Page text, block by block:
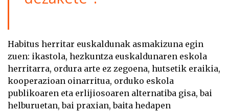
Habitus herritar euskaldunak asmakizuna egin
zuen: ikastola, hezkuntza euskaldunaren eskola
herritarra, ordura arte ez zegoena, hutsetik eraikia,
kooperazioan oinarritua, orduko eskola
publikoaren eta erlijiosoaren alternatiba gisa, bai
helburuetan, bai praxian, baita hedapen